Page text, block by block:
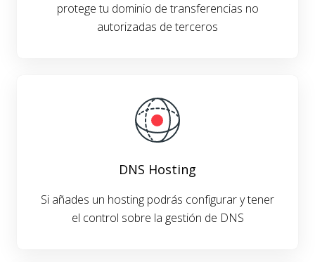
protege tu dominio de transferencias no
autorizadas de terceros
DNS Hosting
Si añades un hosting podrás configurar y tener
el control sobre la gestión de DNS